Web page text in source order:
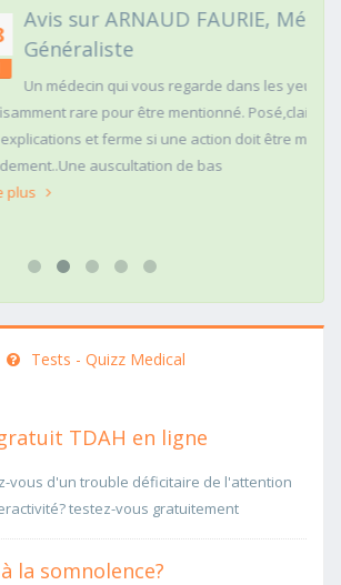
sur ARNAUD FAURIE, Médecin
qui vous regarde dans les yeux c'est
rare pour être mentionné. Posé,clair dans
et ferme si une action doit être menée
auscultation de bas
Tests - Quizz Medical
TDAH en ligne
vous d'un trouble déficitaire de l'attention
testez-vous gratuitement
la somnolence?